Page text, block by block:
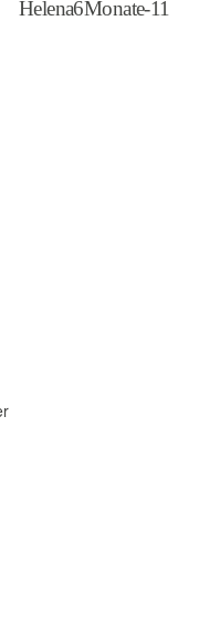
Helena6Monate-11